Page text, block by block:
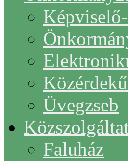
Üvegzseb
Faluház